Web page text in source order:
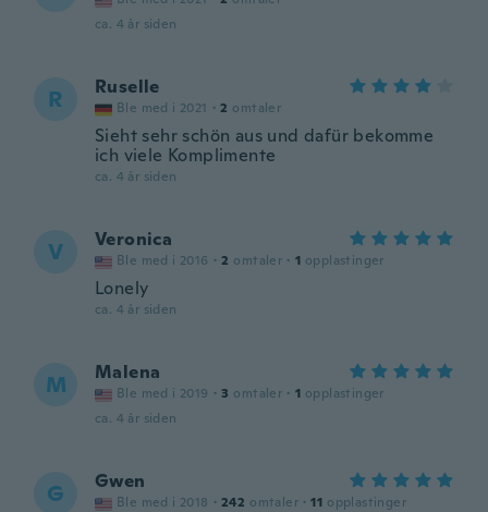
ca. 4 år siden
R Ruselle
Ble med i 2021 · 2 omtaler
Sieht sehr schön aus und dafür bekomme
ich viele Komplimente
ca. 4 år siden
V Veronica
Ble med i 2016 · 2 omtaler · 1 opplastinger
Lonely
ca. 4 år siden
M Malena
Ble med i 2019 · 3 omtaler · 1 opplastinger
ca. 4 år siden
G Gwen
Ble med i 2018 · 242 omtaler · 11 opplastinger